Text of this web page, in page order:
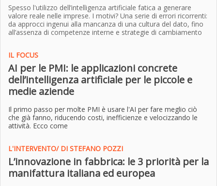
Spesso l'utilizzo dell’intelligenza artificiale fatica a generare
valore reale nelle imprese. I motivi? Una serie di errori ricorrenti:
da approcci ingenui alla mancanza di una cultura del dato, fino
all’assenza di competenze interne e strategie di cambiamento
IL FOCUS
AI per le PMI: le applicazioni concrete
dell’intelligenza artificiale per le piccole e
medie aziende
Il primo passo per molte PMI è usare l'AI per fare meglio ciò
che già fanno, riducendo costi, inefficienze e velocizzando le
attività. Ecco come
L'INTERVENTO/ DI STEFANO POZZI
L’innovazione in fabbrica: le 3 priorità per la
manifattura italiana ed europea